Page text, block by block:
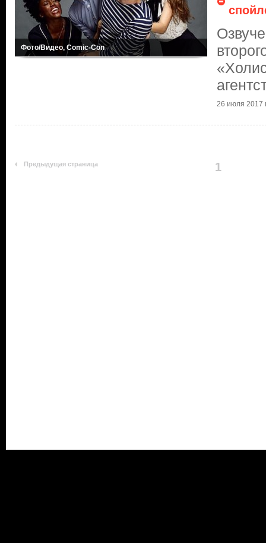
Фото/Видео, Comic-Con
26 июля 2017
Предыдущая страница 1